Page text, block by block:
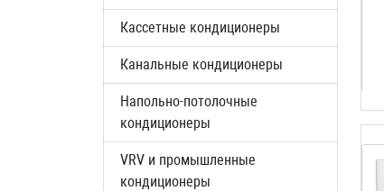
Кассетные кондиционеры
Канальные кондиционеры
Напольно-потолочные
кондиционеры
VRV и промышленные
кондиционеры